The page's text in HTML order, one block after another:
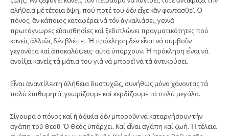
ἀλήθεια μέ τέτοια ὄψη, πού ποτέ του δέν εἶχε κἄν φαντασθεῖ. Ὁ
πόνος, ἄν κάποιος καταφέρει νά τόν ἀγκαλιάσει, γεννᾶ
πρωτόγνωρες εὐαισθησίες καί ξεδιπλώνει πραγματικότητες πού
κανείς ἀλλιῶς δέν βλέπει. Ἡ πρόκληση δέν εἶναι νά συμβοῦν
γεγονότα καί ἀποκαλύψεις· αὐτά ὑπάρχουν. Ἡ πρόκληση εἶναι νά
ἀνοίξει κανείς τά μάτια του γιά νά μπορεῖ νά τά ἀντικρύσει.
Εἶναι ἀναντίλεκτη ἀλήθεια δυστυχῶς, συνήθως μόνο χάνοντας τά
πολύ ἐπιθυμητά, γνωρίζουμε καί κερδίζουμε τά πολύ μεγάλα.
Σίγουρα ὁ πόνος καί ἡ ἀδικία δέν μποροῦν νά καταργήσουν τήν
ἀγάπη τοῦ Θεοῦ. Ὁ Θεός ὑπάρχει. Καί εἶναι ἀγάπη καί ζωή. Ἡ τέλεια